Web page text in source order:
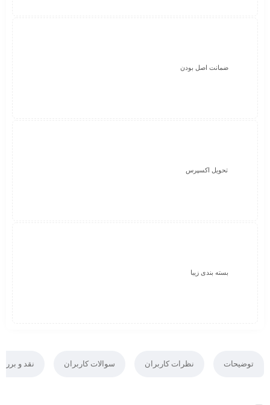
ضمانت اصل بودن
تحویل اکسپرس
بسته بندی زیبا
توضیحات نظرات کاربران سوالات کاربران نقد و